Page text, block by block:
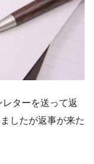
ターを送って返
したが返事が来た